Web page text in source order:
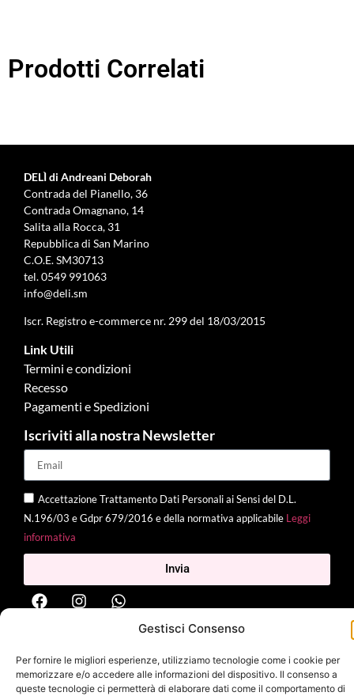
Gestisci Consenso
Per fornire le migliori esperienze, utilizziamo tecnologie come i cookie per
memorizzare e/o accedere alle informazioni del dispositivo. Il consenso a
queste tecnologie ci permetterà di elaborare dati come il comportamento di
Prodotti Correlati
DELÌ di Andreani Deborah
Contrada del Pianello, 36
Contrada Omagnano, 14
Salita alla Rocca, 31
Repubblica di San Marino
C.O.E. SM30713
tel.0549 991063
info@deli.sm
Iscr. Registro e-commerce nr. 299 del 18/03/2015
Link Utili
Termini e condizioni
Recesso
Pagamenti e Spedizioni
Iscriviti alla nostra Newsletter
Accettazione Trattamento Dati Personali ai Sensi del D.L.
N.196/03 e Gdpr 679/2016 e della normativa applicabile Leggi
informativa
Invia
Mina